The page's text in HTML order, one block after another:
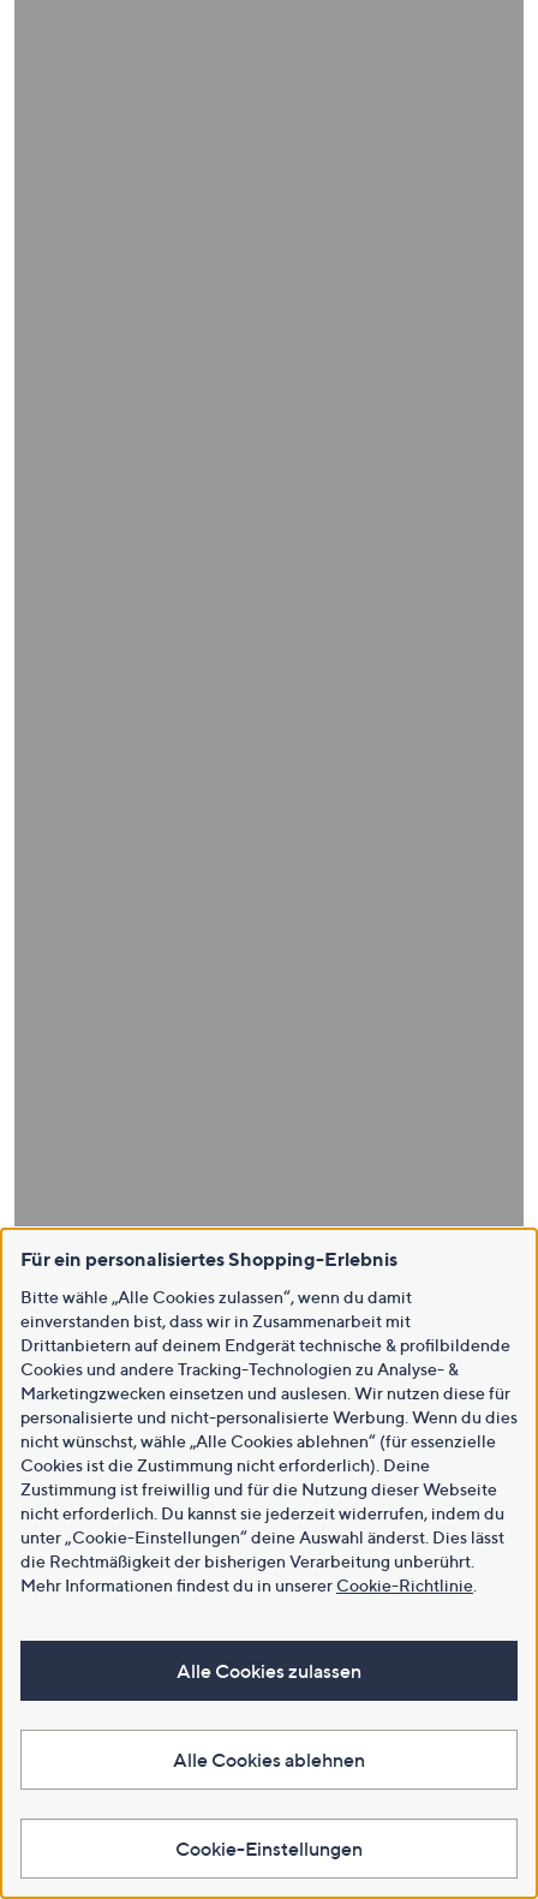
Für ein personalisiertes Shopping-Erlebnis
Bitte wähle „Alle Cookies zulassen“, wenn du damit
einverstanden bist, dass wir in Zusammenarbeit mit
Drittanbietern auf deinem Endgerät technische & profilbildende
Cookies und andere Tracking-Technologien zu Analyse- &
Marketingzwecken einsetzen und auslesen. Wir nutzen diese für
personalisierte und nicht-personalisierte Werbung. Wenn du dies
nicht wünschst, wähle „Alle Cookies ablehnen“ (für essenzielle
Cookies ist die Zustimmung nicht erforderlich). Deine
Zustimmung ist freiwillig und für die Nutzung dieser Webseite
nicht erforderlich. Du kannst sie jederzeit widerrufen, indem du
unter „Cookie-Einstellungen“ deine Auswahl änderst. Dies lässt
die Rechtmäßigkeit der bisherigen Verarbeitung unberührt.
Mehr Informationen findest du in unsererCookie-Richtlinie
Alle Cookies zulassen
Alle Cookies ablehnen
Cookie-Einstellungen